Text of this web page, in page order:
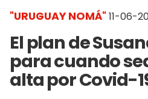
"URUGUAY NOMÁ"11-06-
El plan de
para cuando
alta por Covid-